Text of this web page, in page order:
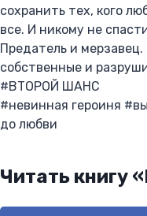
сохранить тех, кого
все. И никому не
Предатель и
собственные и
#ВТОРОЙ ШАНС
#невинная героиня
до любви
Читать книгу